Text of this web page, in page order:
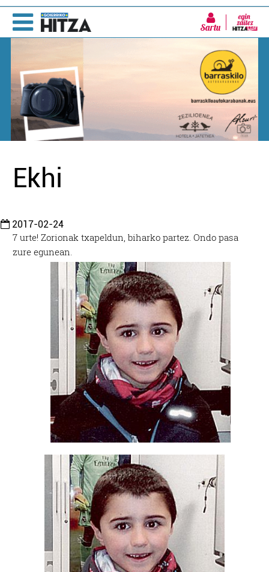
Sartu
Ekhi
2017-02-24
7 urte! Zorionak txapeldun, biharko partez. Ondo pasa
zure egunean.